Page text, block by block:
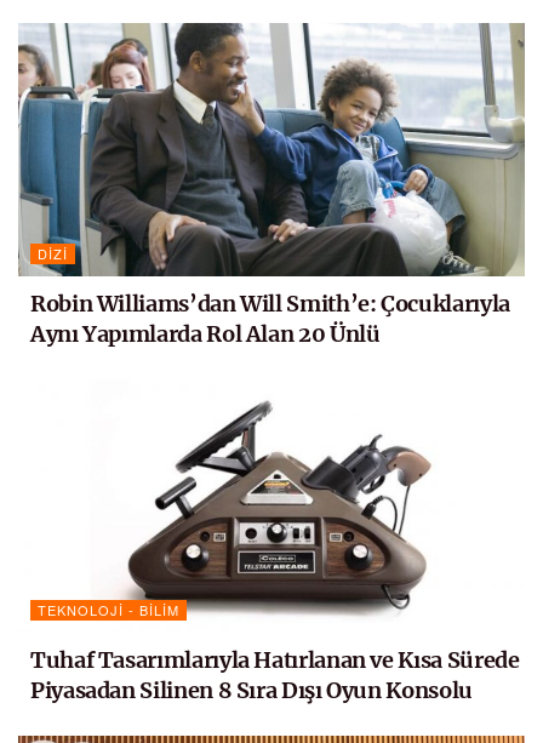
DIZI
Robin Williams’dan Will Smith’e: Çocuklarıyla
Aynı Yapımlarda Rol Alan 20 Ünlü
TEKNOLOJI - BILIM
Tuhaf Tasarımlarıyla Hatırlanan ve Kısa Sürede
Piyasadan Silinen 8 Sıra Dışı Oyun Konsolu